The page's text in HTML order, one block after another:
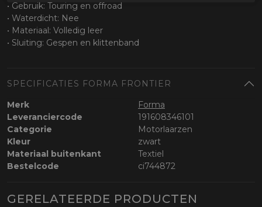
• Gebruik: Touring en offroad
• Waterdicht: Nee
• Materiaal: Volledig leer
• Sluiting: Gespen en klittenband
SPECIFICATIES FORMA FRONTIER
Merk
Forma
Leveranciercode
191608346101
Categorie
Motorlaarzen
Kleur
zwart
Materiaal buitenkant
Textiel
Bestelcode
ci744872
GERELATEERDE PRODUCTEN